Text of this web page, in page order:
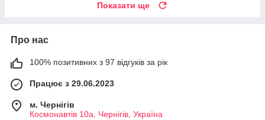
Показати ще
Про нас
100% позитивних з 97 відгуків за рік
Працює з 29.06.2023
м. Чернігів
Космонавтів 10а, Чернігів, Україна